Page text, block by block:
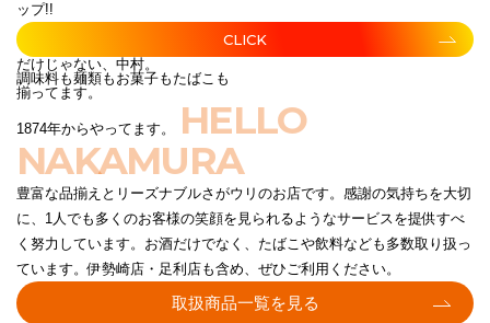
ップ!!
CLICK
だけじゃない、中村。
調味料も麺類もお菓子もたばこも
揃ってます。
1874年からやってます。
HELLO
NAKAMURA
豊富な品揃えとリーズナブルさがウリのお店です。感謝の気持ちを大切
に、1人でも多くのお客様の笑顔を見られるようなサービスを提供すべ
く努力しています。お酒だけでなく、たばこや飲料なども多数取り扱っ
ています。伊勢崎店・足利店も含め、ぜひご利用ください。
取扱商品一覧を見る